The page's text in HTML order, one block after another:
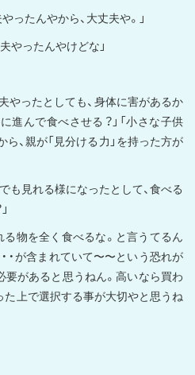
ったんやから、大丈夫や。」
やったんやけどな」
やったとしても、身体に害があるか
進んで食べさせる？」「小さな子供
、親が「見分ける力」を持った方が
でも見れる様になったとして、食べる
物を全く食べるな。と言うてるん
・・が含まれていて〜〜という恐れが
があると思うねん。高いなら買わ
た上で選択する事が大切やと思うね